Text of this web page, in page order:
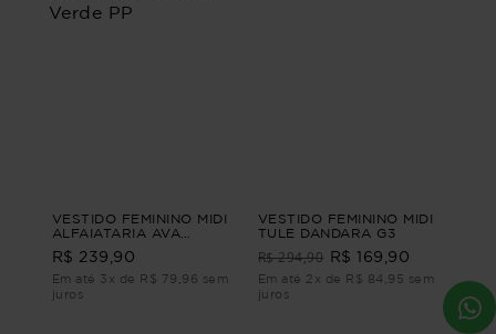
VESTIDO FEMININO MIDI
ALFAIATARIA AVA
VESTIDO FEMININO MIDI
ALFAIATARIA Verde PP
R$ 239,90
Em até 3x de R$ 79,96 sem
juros
VESTIDO FEMININO MIDI
TULE DANDARA G3
R$ 294,90 R$ 169,90
Em até 2x de R$ 84,95 sem
juros